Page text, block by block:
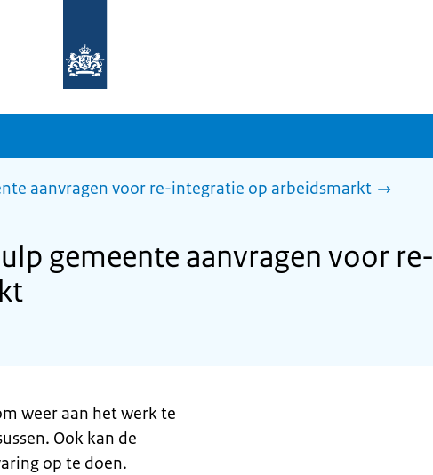
homepage
sdg.rijksoverheid.nl
aanvragen voor re-integratie op arbeidsmarkt
gemeente aanvragen voor re-
weer aan het werk te
Ook kan de
op te doen.